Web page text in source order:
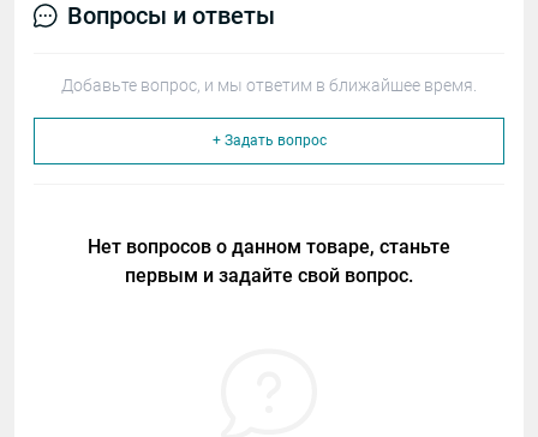
Вопросы и ответы
Добавьте вопрос, и мы ответим в ближайшее время.
+ Задать вопрос
Нет вопросов о данном товаре, станьте
первым и задайте свой вопрос.